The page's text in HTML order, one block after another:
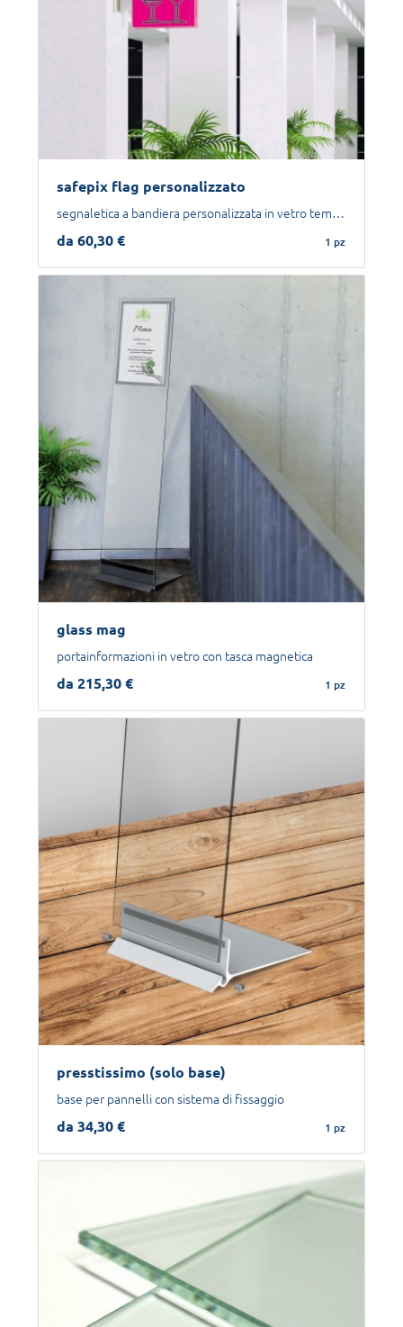
safepix flag personalizzato
segnaletica a bandiera personalizzata in vetro temperato
da 60,30 € 1 pz
glass mag
portainformazioni in vetro con tasca magnetica
da 215,30 € 1 pz
presstissimo (solo base)
base per pannelli con sistema di fissaggio
da 34,30 € 1 pz